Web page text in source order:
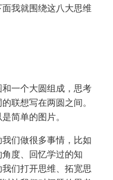
我就围绕这八大思维
一个大圆组成，思考
联想写在两圆之间。
简单的图片。
们做很多事情，比如
度、回忆学过的知
们打开思维、拓宽思